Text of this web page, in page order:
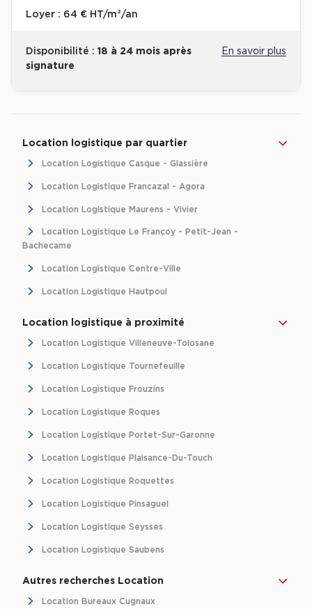
Loyer : 64 € HT/m²/an
Disponibilité : 18 à 24 mois après
signature
En savoir plus
Location logistique par quartier
Location Logistique Casque - Glassière
Location Logistique Francazal - Agora
Location Logistique Maurens - Vivier
Location Logistique Le Françoy - Petit-Jean -
Bachecame
Location Logistique Centre-Ville
Location Logistique Hautpoul
Location logistique à proximité
Location Logistique Villeneuve-Tolosane
Location Logistique Tournefeuille
Location Logistique Frouzins
Location Logistique Roques
Location Logistique Portet-Sur-Garonne
Location Logistique Plaisance-Du-Touch
Location Logistique Roquettes
Location Logistique Pinsaguel
Location Logistique Seysses
Location Logistique Saubens
Autres recherches Location
Location Bureaux Cugnaux